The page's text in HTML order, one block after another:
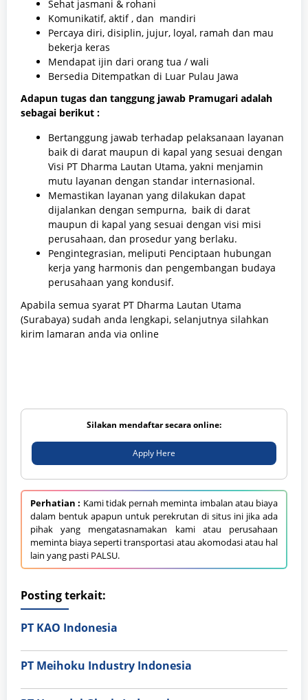
Sehat jasmani & rohani
Komunikatif, aktif , dan mandiri
Percaya diri, disiplin, jujur, loyal, ramah dan mau
bekerja keras
Mendapat ijin dari orang tua / wali
Bersedia Ditempatkan di Luar Pulau Jawa
Adapun tugas dan tanggung jawab Pramugari adalah
sebagai berikut :
Bertanggung jawab terhadap pelaksanaan layanan
baik di darat maupun di kapal yang sesuai dengan
Visi PT Dharma Lautan Utama, yakni menjamin
mutu layanan dengan standar internasional.
Memastikan layanan yang dilakukan dapat
dijalankan dengan sempurna, baik di darat
maupun di kapal yang sesuai dengan visi misi
perusahaan, dan prosedur yang berlaku.
Pengintegrasian, meliputi Penciptaan hubungan
kerja yang harmonis dan pengembangan budaya
perusahaan yang kondusif.
Apabila semua syarat PT Dharma Lautan Utama
(Surabaya) sudah anda lengkapi, selanjutnya silahkan
kirim lamaran anda via online
Silakan mendaftar secara online:
Apply Here
Perhatian : Kami tidak pernah meminta imbalan atau biaya
dalam bentuk apapun untuk perekrutan di situs ini jika ada
pihak yang mengatasnamakan kami atau perusahaan
meminta biaya seperti transportasi atau akomodasi atau hal
lain yang pasti PALSU.
Posting terkait:
PT KAO Indonesia
PT Meihoku Industry Indonesia